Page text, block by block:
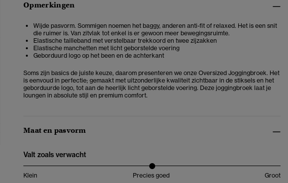
Opmerkingen
Wijde pasvorm. Sommigen noemen het baggy, anderen anti-fit of relaxed. Het is een snit
die ruimer is. Van zitvlak tot enkel is er gewoon meer bewegingsruimte.
Elastische tailleband met verstelbaar trekkoord en twee zijzakken
Elastische manchetten met licht geborstelde voering
Geborduurd logo op het been en de achterkant
Soms zijn basics de juiste keuze, daarom presenteren we onze Oversized Joggingbroek. Het
is eenvoud in perfectie; gemaakt met uitzonderlijke kwaliteit zichtbaar in de stiksels en het
geborduurde logo, tot aan de heerlijk licht geborstelde voering. Deze joggingbroek laat je
loungen in absolute stijl en premium comfort.
Maat en pasvorm
Valt zoals verwacht
Klein Precies goed Groot